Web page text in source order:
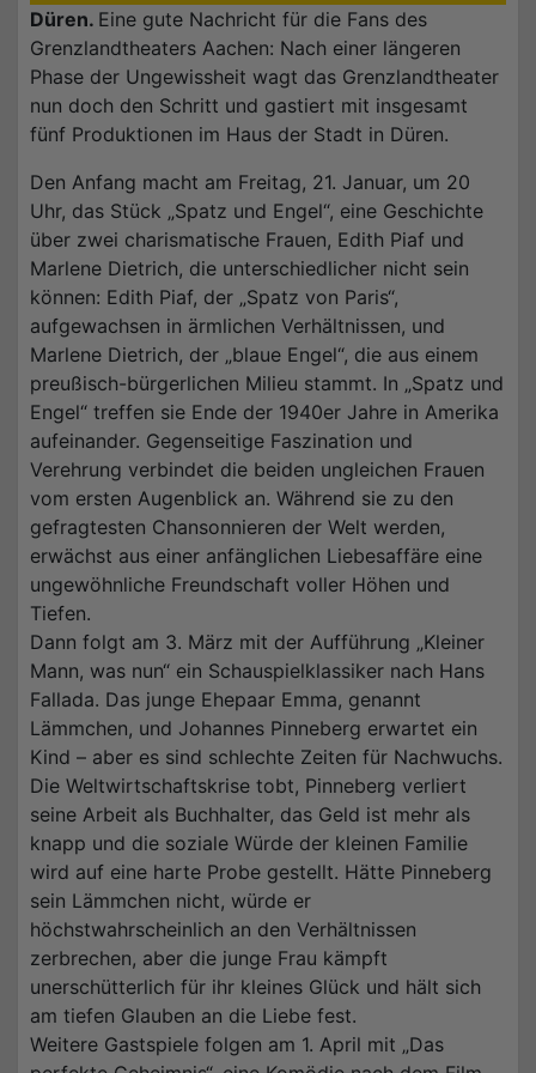
Düren. Eine gute Nachricht für die Fans des
Grenzlandtheaters Aachen: Nach einer längeren
Phase der Ungewissheit wagt das Grenzlandtheater
nun doch den Schritt und gastiert mit insgesamt
fünf Produktionen im Haus der Stadt in Düren.
Den Anfang macht am Freitag, 21. Januar, um 20
Uhr, das Stück „Spatz und Engel“, eine Geschichte
über zwei charismatische Frauen, Edith Piaf und
Marlene Dietrich, die unterschiedlicher nicht sein
können: Edith Piaf, der „Spatz von Paris“,
aufgewachsen in ärmlichen Verhältnissen, und
Marlene Dietrich, der „blaue Engel“, die aus einem
preußisch-bürgerlichen Milieu stammt. In „Spatz und
Engel“ treffen sie Ende der 1940er Jahre in Amerika
aufeinander. Gegenseitige Faszination und
Verehrung verbindet die beiden ungleichen Frauen
vom ersten Augenblick an. Während sie zu den
gefragtesten Chansonnieren der Welt werden,
erwächst aus einer anfänglichen Liebesaffäre eine
ungewöhnliche Freundschaft voller Höhen und
Tiefen.
Dann folgt am 3. März mit der Aufführung „Kleiner
Mann, was nun“ ein Schauspielklassiker nach Hans
Fallada. Das junge Ehepaar Emma, genannt
Lämmchen, und Johannes Pinneberg erwartet ein
Kind – aber es sind schlechte Zeiten für Nachwuchs.
Die Weltwirtschaftskrise tobt, Pinneberg verliert
seine Arbeit als Buchhalter, das Geld ist mehr als
knapp und die soziale Würde der kleinen Familie
wird auf eine harte Probe gestellt. Hätte Pinneberg
sein Lämmchen nicht, würde er
höchstwahrscheinlich an den Verhältnissen
zerbrechen, aber die junge Frau kämpft
unerschütterlich für ihr kleines Glück und hält sich
am tiefen Glauben an die Liebe fest.
Weitere Gastspiele folgen am 1. April mit „Das